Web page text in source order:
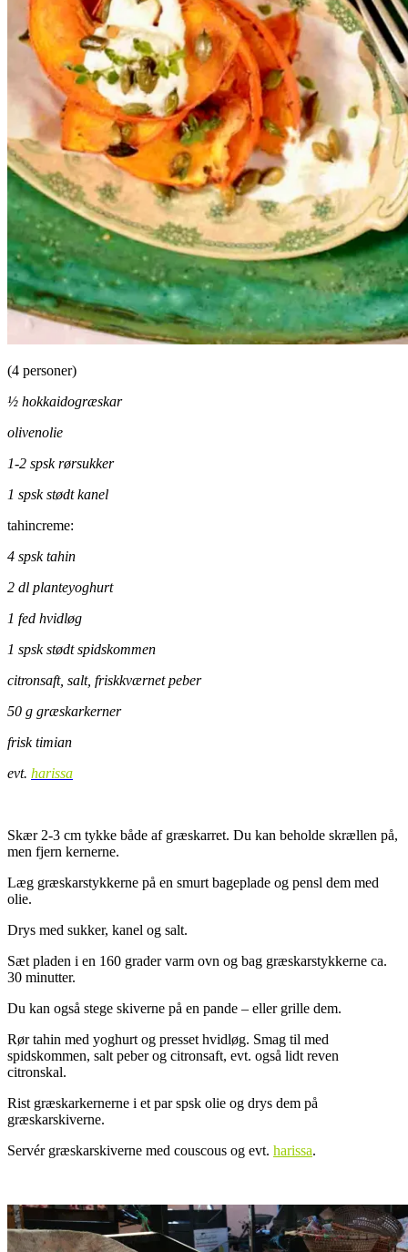
(4 personer)
½ hokkaidogræskar
olivenolie
1-2 spsk rørsukker
1 spsk stødt kanel
tahincreme:
4 spsk tahin
2 dl planteyoghurt
1 fed hvidløg
1 spsk stødt spidskommen
citronsaft, salt, friskkværnet peber
50 g græskarkerner
frisk timian
evt. harissa
Skær 2-3 cm tykke både af græskarret. Du kan beholde skrællen på,
men fjern kernerne.
Læg græskarstykkerne på en smurt bageplade og pensl dem med
olie.
Drys med sukker, kanel og salt.
Sæt pladen i en 160 grader varm ovn og bag græskarstykkerne ca.
30 minutter.
Du kan også stege skiverne på en pande – eller grille dem.
Rør tahin med yoghurt og presset hvidløg. Smag til med
spidskommen, salt peber og citronsaft, evt. også lidt reven
citronskal.
Rist græskarkernerne i et par spsk olie og drys dem på
græskarskiverne.
Servér græskarskiverne med couscous og evt. harissa.